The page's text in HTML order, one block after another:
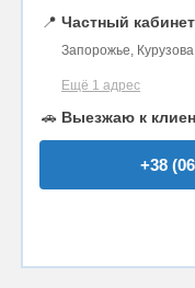
📍 Частный кабинет
Запорожье,
Ещё 1 адрес
🚗 Выезжаю к
+38